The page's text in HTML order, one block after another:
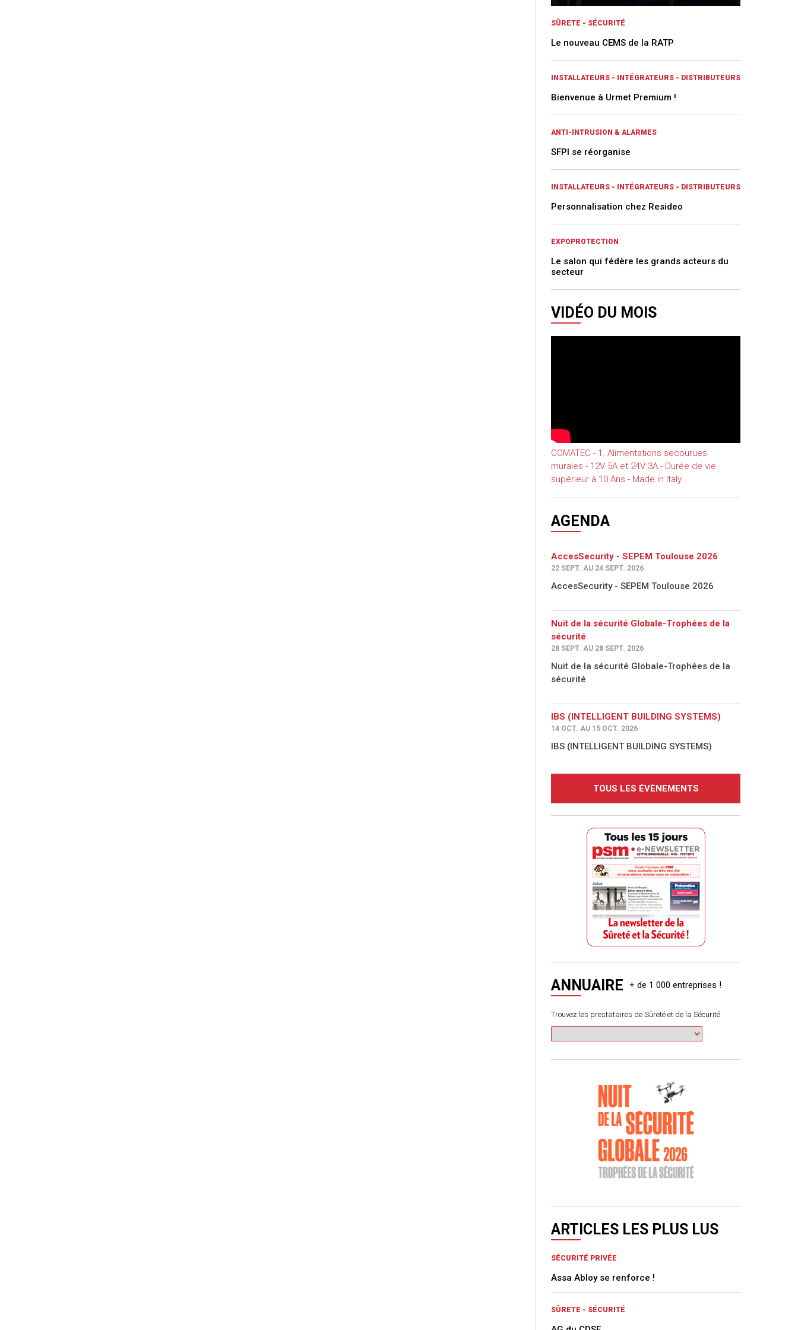
SÛRETE - SÉCURITÉ
Le nouveau CEMS de la RATP
INSTALLATEURS - INTÉGRATEURS - DISTRIBUTEURS
Bienvenue à Urmet Premium !
ANTI-INTRUSION & ALARMES
SFPI se réorganise
INSTALLATEURS - INTÉGRATEURS - DISTRIBUTEURS
Personnalisation chez Resideo
EXPOPROTECTION
Le salon qui fédère les grands acteurs du
secteur
VIDÉO DU MOIS
COMATEC - 1. Alimentations secourues
murales - 12V 5A et 24V 3A - Durée de vie
supérieur à 10 Ans - Made in Italy
AGENDA
AccesSecurity - SEPEM Toulouse 2026
22 SEPT. AU 24 SEPT. 2026
AccesSecurity - SEPEM Toulouse 2026
Nuit de la sécurité Globale-Trophées de la
sécurité
28 SEPT. AU 28 SEPT. 2026
Nuit de la sécurité Globale-Trophées de la
sécurité
IBS (INTELLIGENT BUILDING SYSTEMS)
14 OCT. AU 15 OCT. 2026
IBS (INTELLIGENT BUILDING SYSTEMS)
TOUS LES ÉVÈNEMENTS
ANNUAIRE
Trouvez les prestataires de Sûreté et de la Sécurité
ARTICLES LES PLUS LUS
SÉCURITÉ PRIVÉE
Assa Abloy se renforce !
SÛRETE - SÉCURITÉ